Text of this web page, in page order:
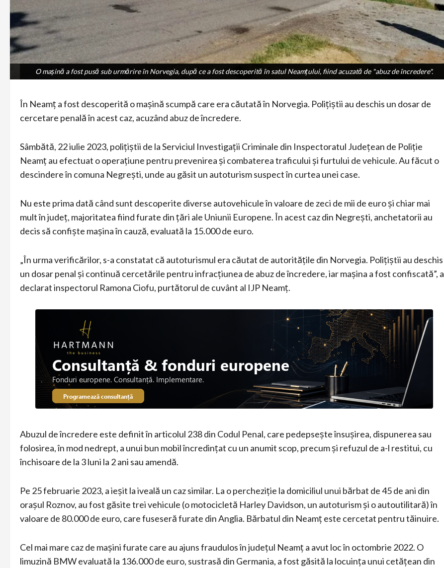
O maşină a fost pusă sub urmărire în Norvegia, după ce a fost descoperită în satul Neamţului, fiind acuzată de "abuz de încredere".
O maşină a fost pusă sub urmărire în Norvegia, după ce a fost descoperită în satul Neamţului, fiind acuzată de "abuz de încredere".
În Neamț a fost descoperită o mașină scumpă care era căutată în Norvegia. Polițiștii au deschis un dosar de
cercetare penală în acest caz, acuzând abuz de încredere.
Sâmbătă, 22 iulie 2023, polițiștii de la Serviciul Investigații Criminale din Inspectoratul Județean de Poliție
Neamț au efectuat o operațiune pentru prevenirea și combaterea traficului și furtului de vehicule. Au făcut o
descindere în comuna Negrești, unde au găsit un autoturism suspect în curtea unei case.
Nu este prima dată când sunt descoperite diverse autovehicule în valoare de zeci de mii de euro și chiar mai
mult în județ, majoritatea fiind furate din țări ale Uniunii Europene. În acest caz din Negrești, anchetatorii au
decis să confiște mașina în cauză, evaluată la 15.000 de euro.
„În urma verificărilor, s-a constatat că autoturismul era căutat de autoritățile din Norvegia. Polițiștii au deschis
un dosar penal și continuă cercetările pentru infracțiunea de abuz de încredere, iar mașina a fost confiscată”, a
declarat inspectorul Ramona Ciofu, purtătorul de cuvânt al IJP Neamț.
Abuzul de încredere este definit în articolul 238 din Codul Penal, care pedepsește însușirea, dispunerea sau
folosirea, în mod nedrept, a unui bun mobil încredințat cu un anumit scop, precum și refuzul de a-l restitui, cu
închisoare de la 3 luni la 2 ani sau amendă.
Pe 25 februarie 2023, a ieșit la iveală un caz similar. La o percheziție la domiciliul unui bărbat de 45 de ani din
orașul Roznov, au fost găsite trei vehicule (o motocicletă Harley Davidson, un autoturism și o autoutilitară) în
valoare de 80.000 de euro, care fuseseră furate din Anglia. Bărbatul din Neamț este cercetat pentru tăinuire.
Cel mai mare caz de mașini furate care au ajuns fraudulos în județul Neamț a avut loc în octombrie 2022. O
limuzină BMW evaluată la 136.000 de euro, sustrasă din Germania, a fost găsită la locuința unui cetățean din